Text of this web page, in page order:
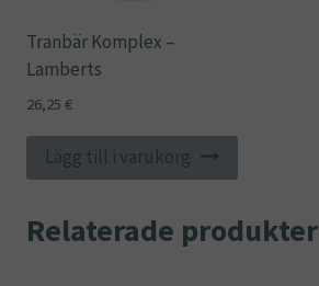
Tranbär Komplex –
Lamberts
26,25 €
Lägg till i varukorg
Relaterade produkter